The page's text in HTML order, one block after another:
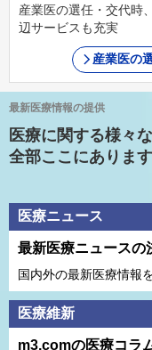
産業医の選任・交代時
辺サービスも充実
産業医の
最新医療情報の提供
医療に関する様々な
全部ここにあります
医療ニュース
最新医療ニュースの
国内外の最新医療情報
医療維新
m3.comの医療コラ